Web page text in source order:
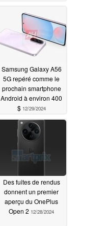
Samsung Galaxy A56
5G repéré comme le
prochain smartphone
Android à environ 400
$ 12/29/2024
Des fuites de rendus
donnent un premier
aperçu du OnePlus
Open 2 12/28/2024